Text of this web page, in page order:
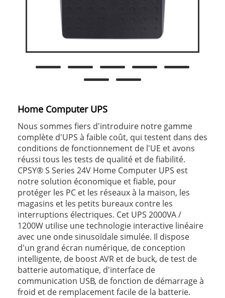
Home Computer UPS
Nous sommes fiers d'introduire notre gamme
complète d'UPS à faible coût, qui testent dans des
conditions de fonctionnement de l'UE et avons
réussi tous les tests de qualité et de fiabilité.
CPSY® S Series 24V Home Computer UPS est
notre solution économique et fiable, pour
protéger les PC et les réseaux à la maison, les
magasins et les petits bureaux contre les
interruptions électriques. Cet UPS 2000VA /
1200W utilise une technologie interactive linéaire
avec une onde sinusoïdale simulée. Il dispose
d'un grand écran numérique, de conception
intelligente, de boost AVR et de buck, de test de
batterie automatique, d'interface de
communication USB, de fonction de démarrage à
froid et de remplacement facile de la batterie.